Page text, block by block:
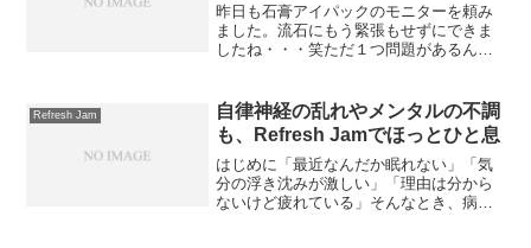
昨日も石膏アイパックのモニターを頼み
ました。流石にもう緊張もせずにできま
したね・・・笑ただ１つ問題があるんで
粧品）を塗りその上にガーゼを乗せ最後
に石膏を塗るんですが、リ...
Refresh Jam
自律神経の乱れやメンタルの不調
も、Refresh Jamでほっとひと息
はじめに「最近なんだか眠れない」「気
分の浮き沈みが激しい」「理由は分から
ないけど疲れている」そんなとき、病院